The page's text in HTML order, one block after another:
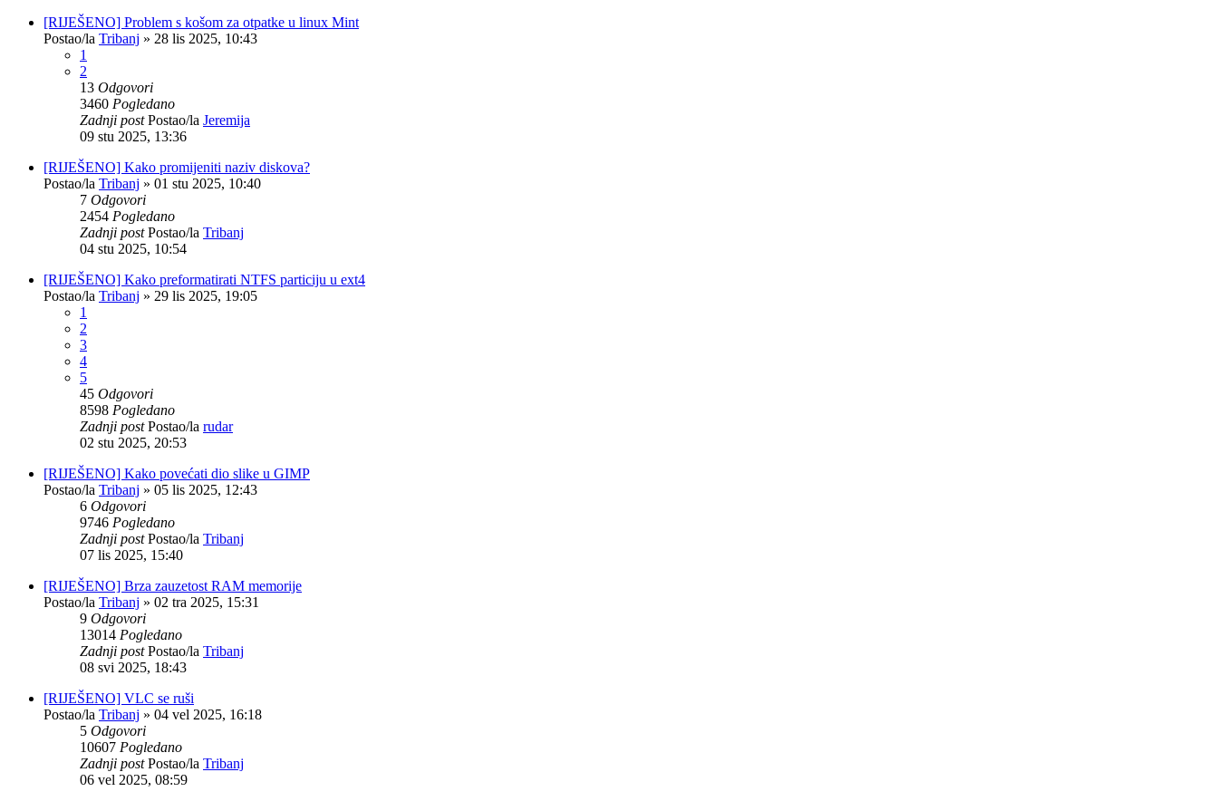
[RIJEŠENO] Problem s košom za otpatke u linux Mint
Postao/la Tribanj » 28 lis 2025, 10:43
1
2
13 Odgovori
3460 Pogledano
Zadnji postPostao/la Jeremija
09 stu 2025, 13:36
[RIJEŠENO] Kako promijeniti naziv diskova?
Postao/la Tribanj » 01 stu 2025, 10:40
7 Odgovori
2454 Pogledano
Zadnji postPostao/la Tribanj
04 stu 2025, 10:54
[RIJEŠENO] Kako preformatirati NTFS particiju u ext4
Postao/la Tribanj » 29 lis 2025, 19:05
1
2
3
4
5
45 Odgovori
8598 Pogledano
Zadnji postPostao/la rudar
02 stu 2025, 20:53
[RIJEŠENO] Kako povećati dio slike u GIMP
Postao/la Tribanj » 05 lis 2025, 12:43
6 Odgovori
9746 Pogledano
Zadnji postPostao/la Tribanj
07 lis 2025, 15:40
[RIJEŠENO] Brza zauzetost RAM memorije
Postao/la Tribanj » 02 tra 2025, 15:31
9 Odgovori
13014 Pogledano
Zadnji postPostao/la Tribanj
08 svi 2025, 18:43
[RIJEŠENO] VLC se ruši
Postao/la Tribanj » 04 vel 2025, 16:18
5 Odgovori
10607 Pogledano
Zadnji postPostao/la Tribanj
06 vel 2025, 08:59